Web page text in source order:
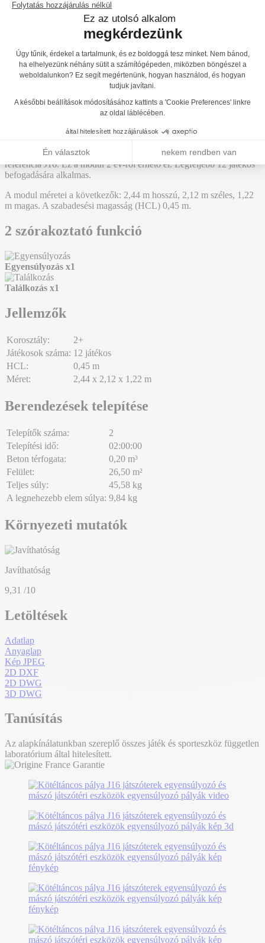
Főoldal Termékek Játszóterek
Egyensúlyozó pályák J16
J4900
Kötélpálya - Egyensúlyozó ösvény fa gerendával,
kötéllel és lépőplatformokkal - J16
A "Egyensúlyozó pályák" termékcsaládunkban létrehoztuk a
referencia J16. Ez a modul 2 év-ről érhető el. Legfeljebb 12 játékos
befogadására alkalmas.
A modul méretei a következők: 2,44 m hosszú, 2,12 m széles, 1,22
m magas. A szabadesési magasság (HCL) 0,45 m.
2 szórakoztató funkció
Egyensúlyozás x1
Találkozás x1
Jellemzők
Korosztály:
2+
Játékosok száma: 12 játékos
HCL:
0,45 m
Méret:
2,44 x 2,12 x 1,22 m
Berendezések telepítése
Telepítők száma:
2
Telepítési idő:
02:00:00
Beton térfogata:
0,20 m³
Felület:
26,50 m²
Teljes súly:
45,58 kg
A legnehezebb elem súlya: 9,84 kg
Környezeti mutatók
Javíthatóság
9,31 /10
Letöltések
Adatlap
Anyaglap
Kép JPEG
2D DXF
2D DWG
3D DWG
Tanúsítás
Az alapkínálatunkban szereplő összes játék és sporteszköz független
laboratórium által hitelesített.